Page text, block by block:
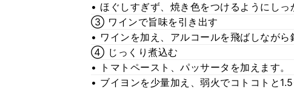
• ほぐしすぎず、焼き色をつけるようにしっ
③ ワインで旨味を引き出す
• ワインを加え、アルコールを飛ばしながら
④ じっくり煮込む
• トマトペースト、パッサータを加えます。
• ブイヨンを少量加え、弱火でコトコトと